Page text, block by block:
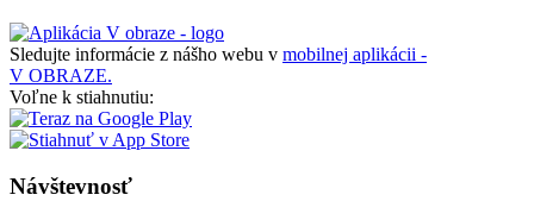
Sledujte informácie z nášho webu v mobilnej aplikácii -
V OBRAZE.
Voľne k stiahnutiu:
Návštevnosť